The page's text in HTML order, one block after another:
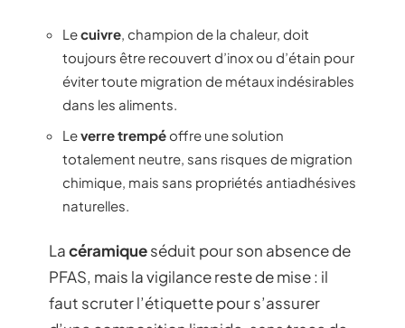
Lecuivre, champion de la chaleur, doit
toujours être recouvert d’inox ou d’étain pour
éviter toute migration de métaux indésirables
dans les aliments.
Leverre trempéoffre une solution
totalement neutre, sans risques de migration
chimique, mais sans propriétés antiadhésives
naturelles.
Lacéramiqueséduit pour son absence de
PFAS, mais la vigilance reste de mise : il
faut scruter l’étiquette pour s’assurer